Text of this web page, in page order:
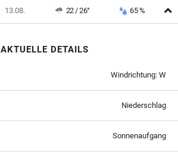
13.08. 22 / 26° 65 %
AKTUELLE DETAILS
Windrichtung: W
Niederschlag
Sonnenaufgang